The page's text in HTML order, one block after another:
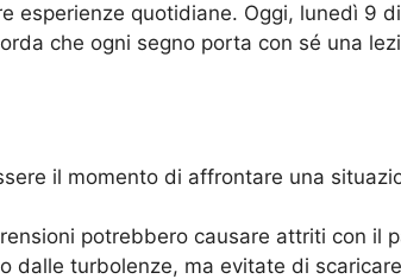
esperienze quotidiane. Oggi, lunedì 9
che ogni segno porta con sé una
il momento di affrontare una
potrebbero causare attriti con il
turbolenze, ma evitate di